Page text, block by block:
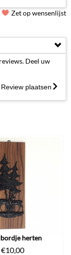
Zet op wensenlijst
Deel uw
Review plaatsen
herten
€10,00